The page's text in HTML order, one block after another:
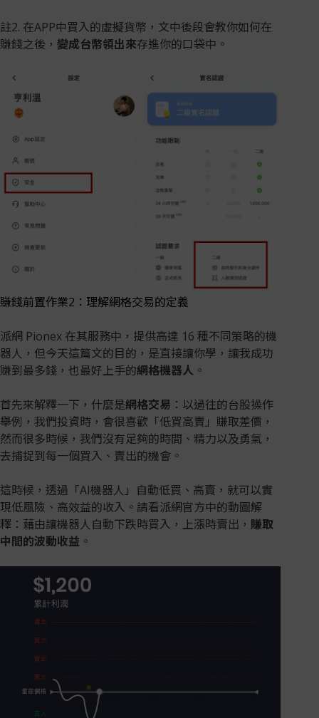
註2. 在APP中買入的虛擬貨幣，文中後段會教你如何在
賺錢之後， 變成台幣領出來存進你的口袋中。
賺錢前置作業2：理解網格交易的定義
派網 Pionex 在其服務中，提供高達 16 種不同策略的機
器人，但今天這篇文的目的，是直接讓你學，讓我成功
賺到最多錢，也最好上手的網格機器人 。
首先來解釋一下，什麼是網格交易 ：以過往的台股操作
舉例，我們投資時，會很喜歡「低買高賣」賺取差價，
然而很多時候，我們沒有足夠的時間、精力以及勇氣，
去捕捉到每一個買入、賣出的機會。
這時候，透過「AI機器人」自動低買、高賣，就可以實
現低風險、高效益的收入。請看派網官方中的動圖解
釋：藉由讓機器人自動下跌時買入，上漲時賣出， 賺取
中間的波動收益 。